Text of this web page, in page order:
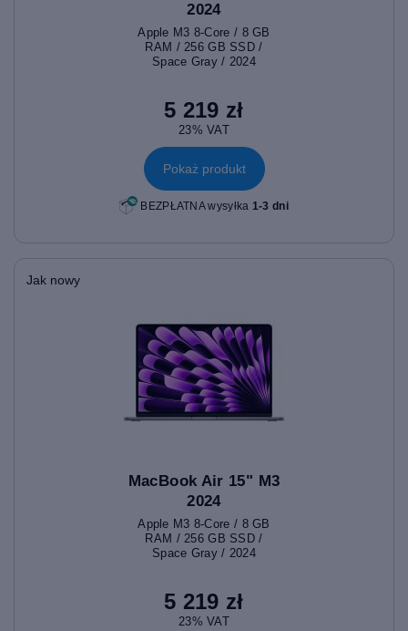
2024
Apple M3 8-Core / 8 GB
RAM / 256 GB SSD /
Space Gray / 2024
5 219 zł
23% VAT
Pokaż produkt
BEZPŁATNA wysyłka 1-3 dni
Jak nowy
MacBook Air 15" M3
2024
Apple M3 8-Core / 8 GB
RAM / 256 GB SSD /
Space Gray / 2024
5 219 zł
23% VAT